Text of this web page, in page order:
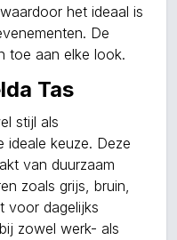
het ideaal is
De
toe aan elke look.
Tas
stijl als
ideale keuze. Deze
van duurzaam
zoals grijs, bruin,
voor dagelijks
zowel werk- als